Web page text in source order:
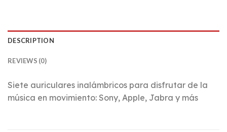
DESCRIPTION
REVIEWS (0)
Siete auriculares inalámbricos para disfrutar de la
música en movimiento: Sony, Apple, Jabra y más